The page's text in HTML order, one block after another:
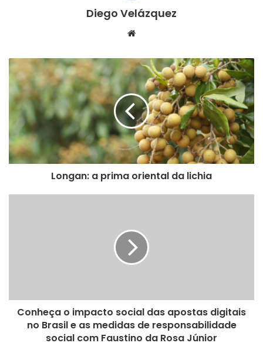
Diego Velázquez
Website
Longan: a prima oriental da lichia
Conheça o impacto social das apostas digitais
no Brasil e as medidas de responsabilidade
social com Faustino da Rosa Júnior